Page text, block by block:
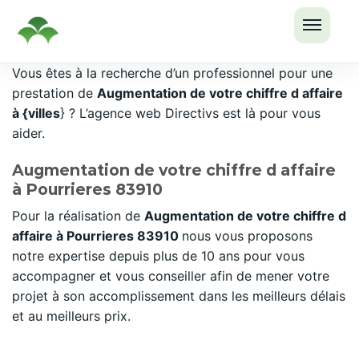
LE
MENU
Passer
au
contenu
Vous êtes à la recherche d’un professionnel pour une
prestation de Augmentation de votre chiffre d affaire
à {villes} ? L’agence web Directivs est là pour vous
aider.
Augmentation de votre chiffre d affaire
à Pourrieres 83910
Pour la réalisation de Augmentation de votre chiffre d
affaire à Pourrieres 83910 nous vous proposons
notre expertise depuis plus de 10 ans pour vous
accompagner et vous conseiller afin de mener votre
projet à son accomplissement dans les meilleurs délais
et au meilleurs prix.